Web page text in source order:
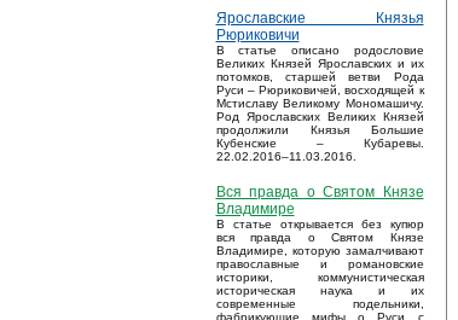
Ярославские Князья
Рюриковичи
В статье описано родословие
Великих Князей Ярославских и их
потомков, старшей ветви Рода
Руси – Рюриковичей, восходящей к
Мстиславу Великому Мономашичу.
Род Ярославских Великих Князей
продолжили Князья Большие
Кубенские – Кубаревы.
22.02.2016–11.03.2016.
Вся правда о Святом Князе
Владимире
В статье открывается без купюр
вся правда о Святом Князе
Владимире, которую замалчивают
православные и романовские
историки, коммунистическая
историческая наука и их
современные подельники,
фабрикующие мифы о Руси с